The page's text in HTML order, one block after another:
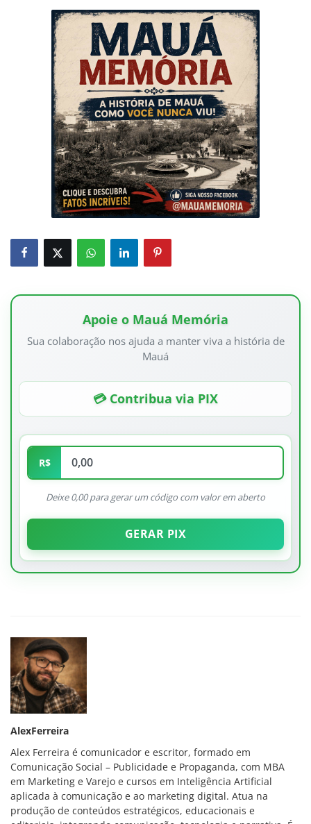
Apoie o Mauá Memória
Sua colaboração nos ajuda a manter viva a história de
Mauá
💳 Contribua via PIX
R$
Deixe 0,00 para gerar um código com valor em aberto
GERAR PIX
AlexFerreira
Alex Ferreira é comunicador e escritor, formado em
Comunicação Social – Publicidade e Propaganda, com MBA
em Marketing e Varejo e cursos em Inteligência Artificial
aplicada à comunicação e ao marketing digital. Atua na
produção de conteúdos estratégicos, educacionais e